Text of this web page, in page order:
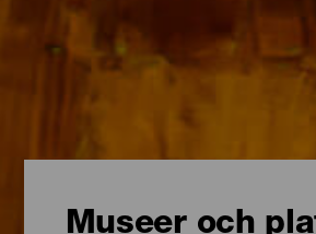
Museer och